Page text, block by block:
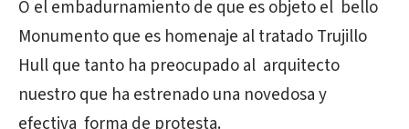
O el embadurnamiento de que es objeto el bello
Monumento que es homenaje al tratado Trujillo
Hull que tanto ha preocupado al arquitecto
nuestro que ha estrenado una novedosa y
efectiva forma de protesta.